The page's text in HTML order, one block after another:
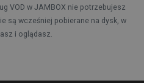
VOD w JAMBOX nie potrzebujesz
są wcześniej pobierane na dysk, w
i oglądasz.